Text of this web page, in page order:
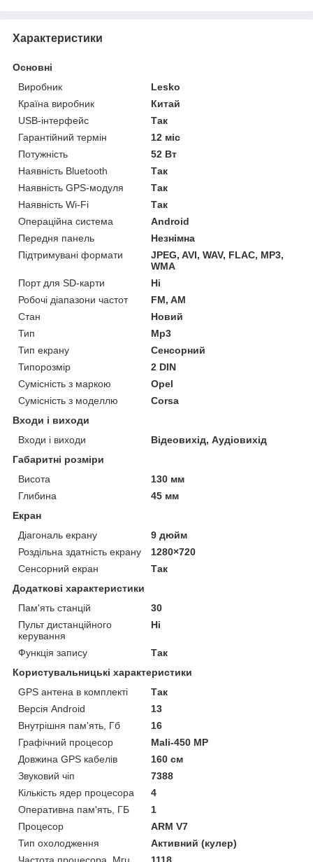
Характеристики
Основні
Виробник
Lesko
Країна виробник
Китай
USB-інтерфейс
Так
Гарантійний термін
12 міс
Потужність
52 Вт
Наявність Bluetooth
Так
Наявність GPS-модуля
Так
Наявність Wi-Fi
Так
Операційна система
Android
Передня панель
Незнімна
Підтримувані формати
JPEG, AVI, WAV, FLAC, MP3,
WMA
Порт для SD-карти
Ні
Робочі діапазони частот
FM, AM
Стан
Новий
Тип
Mp3
Тип екрану
Сенсорний
Типорозмір
2 DIN
Сумісність з маркою
Opel
Сумісність з моделлю
Corsa
Входи і виходи
Входи і виходи
Відеовихід, Аудіовихід
Габаритні розміри
Висота
130 мм
Глибина
45 мм
Екран
Діагональ екрану
9 дюйм
Роздільна здатність екрану
1280×720
Сенсорний екран
Так
Додаткові характеристики
Пам'ять станцій
30
Пульт дистанційного
керування
Ні
Функція запису
Так
Користувальницькі характеристики
GPS антена в комплекті
Так
Версія Android
13
Внутрішня пам'ять, Гб
16
Графічний процесор
Mali-450 MP
Довжина GPS кабелів
160 см
Звуковий чіп
7388
Кількість ядер процесора
4
Оперативна пам'ять, ГБ
1
Процесор
ARM V7
Тип охолодження
Активний (кулер)